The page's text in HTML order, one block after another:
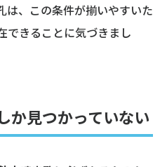
は、この条件が揃いやすいた
できることに気づきまし
か見つかっていない